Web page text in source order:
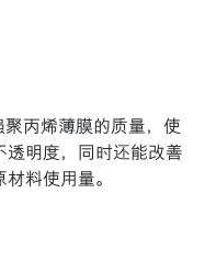
丙烯薄膜的质量，使
透明度，同时还能改善
料使用量。